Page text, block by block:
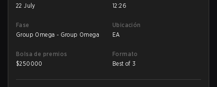
22 July
12:26
Fase
Group Omega - Group Omega
Ubicación
EA
Bolsa de premios
$250000
Formato
Best of 3